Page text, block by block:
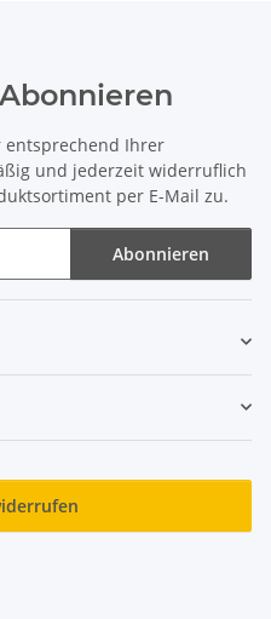
entsprechend Ihrer
und jederzeit widerruflich
per E-Mail zu.
Abonnieren